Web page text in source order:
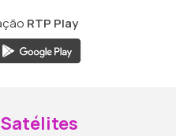
RTP Play
Satélites